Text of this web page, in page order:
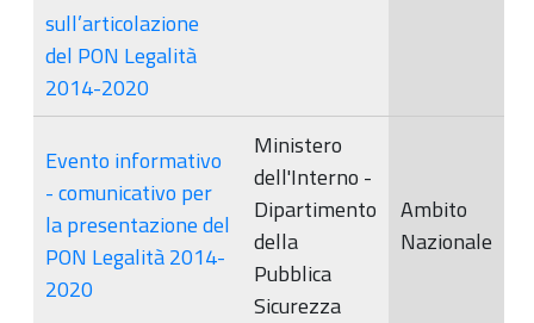
sull’articolazione
del PON Legalità
2014-2020
Evento informativo
- comunicativo per
la presentazione del
PON Legalità 2014-
2020
Ministero
dell'Interno -
Dipartimento
della
Pubblica
Sicurezza
Ambito
Nazionale